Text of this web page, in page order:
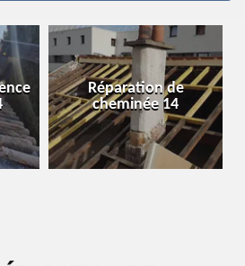
Réparation de
cheminée 14